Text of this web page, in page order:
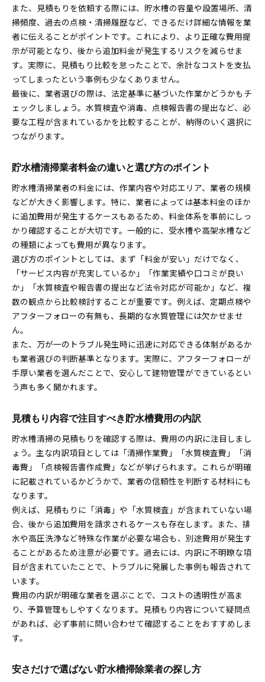
また、見積もりを依頼する際には、貯水槽の容量や設置場所、清
掃頻度、過去の点検・清掃履歴など、できるだけ詳細な情報を業
者に伝えることがポイントです。これにより、より正確な費用提
示が可能となり、後から追加料金が発生するリスクを減らせま
す。実際に、見積もり比較を怠ったことで、余計なコストを支払
ってしまったという事例も少なくありません。
最後に、業者選びの際は、法定基準に基づいた作業かどうかもチ
ェックしましょう。水質検査や消毒、点検報告書の提出など、必
要な工程が含まれているかを比較することが、納得のいく選択に
つながります。
貯水槽清掃業者料金の違いと選び方のポイント
貯水槽清掃業者の料金には、作業内容や対応エリア、業者の規模
などが大きく影響します。特に、業者によっては基本料金のほか
に追加費用が発生するケースもあるため、料金体系を事前にしっ
かり確認することが大切です。一般的に、受水槽や高架水槽など
の種類によっても費用が異なります。
選び方のポイントとしては、まず「料金が安い」だけでなく、
「サービス内容が充実しているか」「作業実績や口コミが良い
か」「水質検査や報告書の提出など法令対応が可能か」など、複
数の観点から比較検討することが重要です。例えば、定期点検や
アフターフォローの有無も、長期的な水質管理には欠かせませ
ん。
また、万が一のトラブル発生時に迅速に対応できる体制があるか
も業者選びの判断基準となります。実際に、アフターフォローが
手厚い業者を選んだことで、安心して建物管理ができているとい
う声も多く聞かれます。
見積もり内容で注目すべき貯水槽費用の内訳
貯水槽清掃の見積もりを確認する際は、費用の内訳に注目しまし
ょう。主な内訳項目としては「清掃作業費」「水質検査費」「消
毒費」「点検報告書作成費」などが挙げられます。これらが明確
に記載されているかどうかで、業者の信頼性を判断する材料にも
なります。
例えば、見積もりに「消毒」や「水質検査」が含まれていない場
合、後から追加費用を請求されるケースも存在します。また、排
水や高圧洗浄など特殊な作業が必要な場合も、別途費用が発生す
ることがあるため注意が必要です。過去には、内訳に不明瞭な項
目が含まれていたことで、トラブルに発展した事例も報告されて
います。
費用の内訳が明確な業者を選ぶことで、コストの透明性が高ま
り、予算管理もしやすくなります。見積もり内容について疑問点
があれば、必ず事前に問い合わせて確認することをおすすめしま
す。
安さだけで選ばない貯水槽掃除業者の探し方